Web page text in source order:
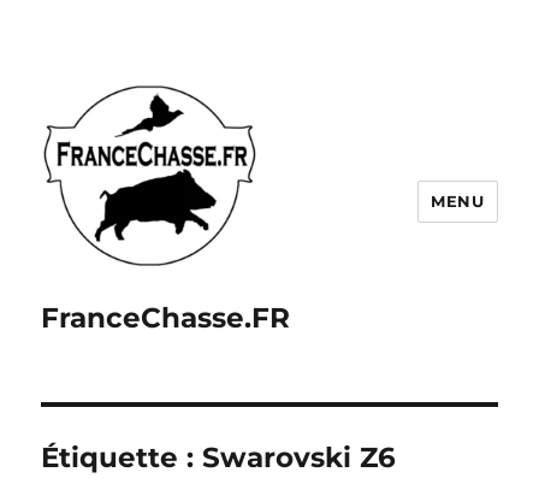
FranceChasse.FR
MENU
Étiquette :Swarovski Z6